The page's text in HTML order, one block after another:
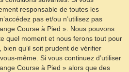
responsable de toutes les
pas et/ou n’utilisez pas
Course à Pied ». Nous pouvons
quel moment et nous ferons tout pour
qu’il soit prudent de vérifier
même. Si vous continuez d’utiliser
Course à Pied » alors que des